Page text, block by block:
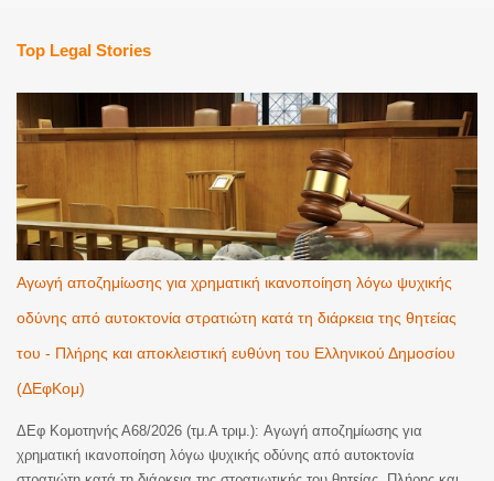
Top Legal Stories
Αγωγή αποζημίωσης για χρηματική ικανοποίηση λόγω ψυχικής
οδύνης από αυτοκτονία στρατιώτη κατά τη διάρκεια της θητείας
του - Πλήρης και αποκλειστική ευθύνη του Ελληνικού Δημοσίου
(ΔΕφΚομ)
ΔΕφ Κομοτηνής Α68/2026 (τμ.Α τριμ.): Αγωγή αποζημίωσης για
χρηματική ικανοποίηση λόγω ψυχικής οδύνης από αυτοκτονία